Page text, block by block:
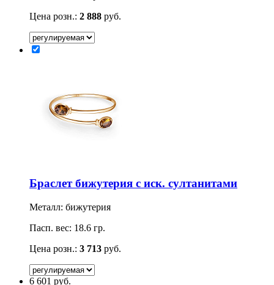
Цена розн.: 2 888 руб.
Браслет бижутерия с иск. султанитами
Металл: бижутерия
Пасп. вес: 18.6 гр.
Цена розн.: 3 713 руб.
6 601 руб.